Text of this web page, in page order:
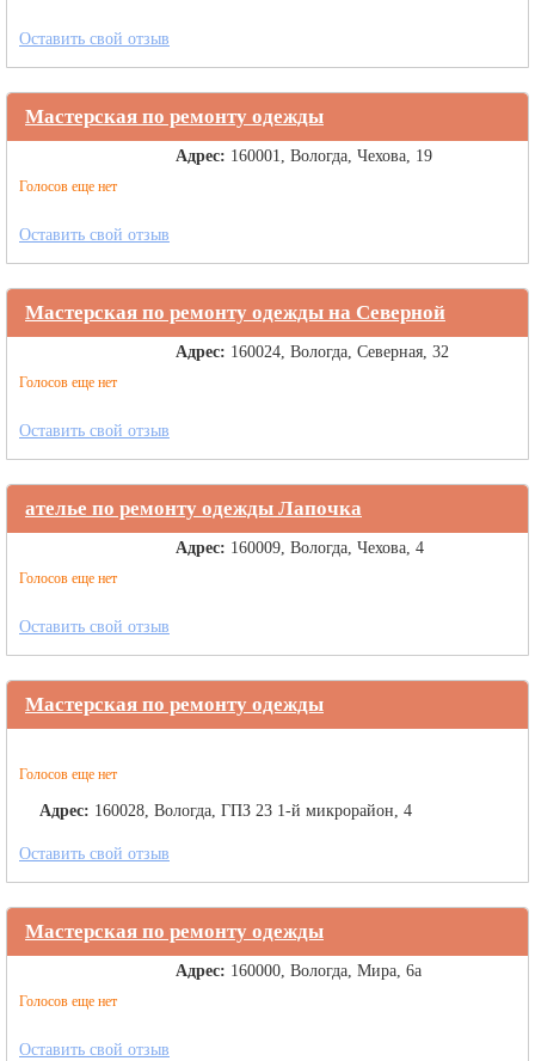
Оставить свой отзыв
Мастерская по ремонту одежды
Голосов еще нет
Адрес: 160001, Вологда, Чехова, 19
Оставить свой отзыв
Мастерская по ремонту одежды на Северной
Голосов еще нет
Адрес: 160024, Вологда, Северная, 32
Оставить свой отзыв
ателье по ремонту одежды Лапочка
Голосов еще нет
Адрес: 160009, Вологда, Чехова, 4
Оставить свой отзыв
Мастерская по ремонту одежды
Голосов еще нет
Адрес: 160028, Вологда, ГПЗ 23 1-й микрорайон, 4
Оставить свой отзыв
Мастерская по ремонту одежды
Голосов еще нет
Адрес: 160000, Вологда, Мира, 6а
Оставить свой отзыв